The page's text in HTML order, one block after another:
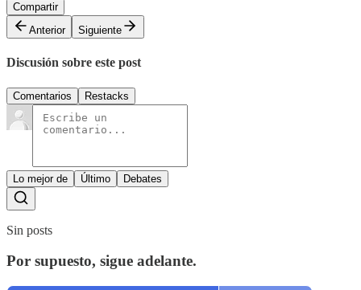
Compartir
Anterior
Siguiente
Discusión sobre este post
Comentarios Restacks
Lo mejor de Último Debates
Sin posts
Por supuesto, sigue adelante.